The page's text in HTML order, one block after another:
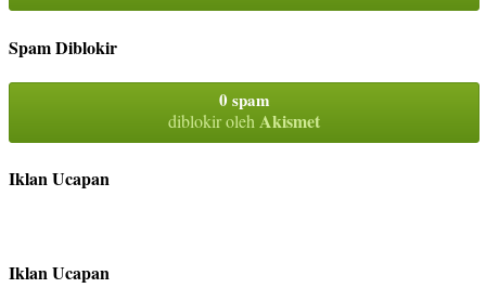
Spam Diblokir
0 spam
diblokir oleh Akismet
Iklan Ucapan
Iklan Ucapan